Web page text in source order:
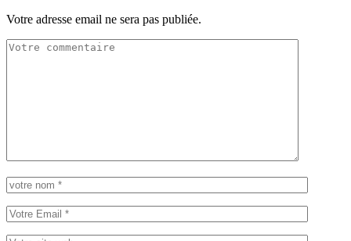
Votre adresse email ne sera pas publiée.